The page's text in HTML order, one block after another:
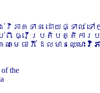
វិភាគទាន ដោយផ្ទាល់
ប់ពី ធ្វើប្រតិបត្តិកា
មេធាវី ដែលមានឈ្មោះ វិភ
the